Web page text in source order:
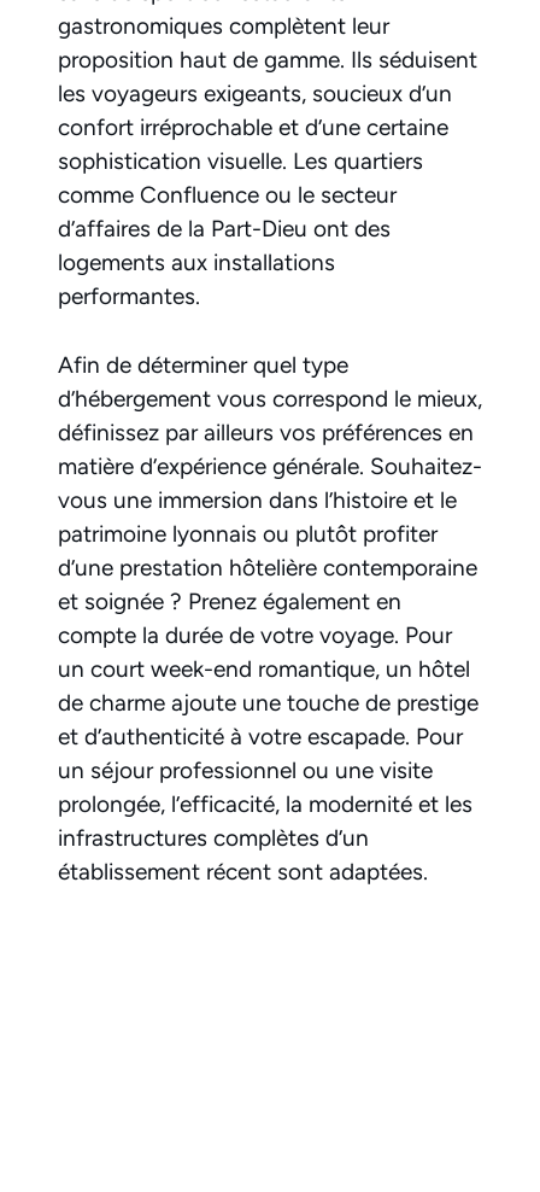
gastronomiques complètent leur
proposition haut de gamme. Ils séduisent
les voyageurs exigeants, soucieux d’un
confort irréprochable et d’une certaine
sophistication visuelle. Les quartiers
comme Confluence ou le secteur
d’affaires de la Part-Dieu ont des
logements aux installations
performantes.
Afin de déterminer quel type
d’hébergement vous correspond le mieux,
définissez par ailleurs vos préférences en
matière d’expérience générale. Souhaitez-
vous une immersion dans l’histoire et le
patrimoine lyonnais ou plutôt profiter
d’une prestation hôtelière contemporaine
et soignée ? Prenez également en
compte la durée de votre voyage. Pour
un court week-end romantique, un hôtel
de charme ajoute une touche de prestige
et d’authenticité à votre escapade. Pour
un séjour professionnel ou une visite
prolongée, l’efficacité, la modernité et les
infrastructures complètes d’un
établissement récent sont adaptées.